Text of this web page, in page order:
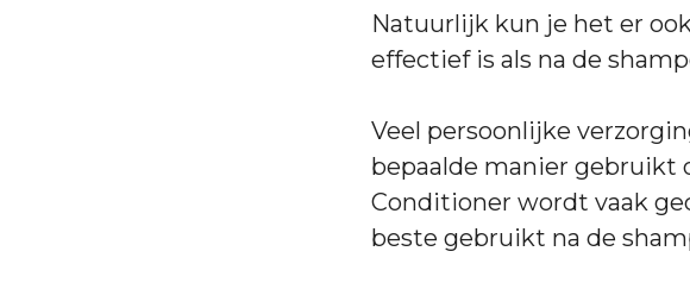
Natuurlijk kun je het er
effectief is als na de
Veel persoonlijke
bepaalde manier gebruikt
Conditioner wordt vaak
beste gebruikt na de